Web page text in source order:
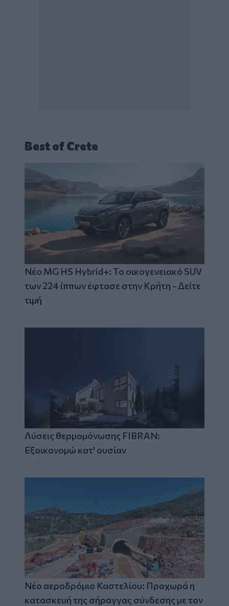
Best of Crete
Νέο MG HS Hybrid+: Το οικογενειακό SUV
των 224 ίππων έφτασε στην Κρήτη - Δείτε
τιμή
Λύσεις θερμομόνωσης FIBRAN:
Εξοικονομώ κατ' ουσίαν
Νέο αεροδρόμιο Καστελίου: Προχωρά η
κατασκευή της σήραγγας σύνδεσης με τον